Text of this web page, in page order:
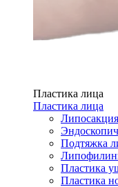
Пластика лица
Пластика лица
Подтяжка
Пластика
Пластика